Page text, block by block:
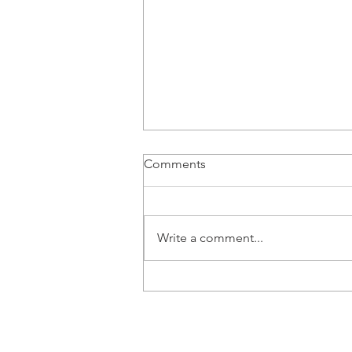
Comments
Write a comment...